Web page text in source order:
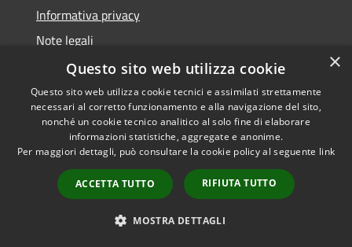
Informativa privacy
Note legali
Dichiarazione di accessibilità
RSS
Accessibilità
Copyright © 2026 • Comune di
Municipium•
Accesso
redazione
×
Questo sito web utilizza cookie
Questo sito web utilizza cookie tecnici e assimilati strettamente
necessari al corretto funzionamento e alla navigazione del sito,
nonché un cookie tecnico analitico al solo fine di elaborare
informazioni statistiche, aggregate e anonime.
Per maggiori dettagli, può consultare la cookie policy al seguente link
ACCETTA TUTTO RIFIUTA TUTTO
MOSTRA DETTAGLI